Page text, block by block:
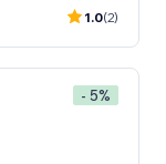
1.0(2)
- 5%